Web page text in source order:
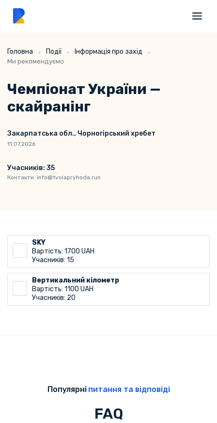
Головна Події Інформація про захід
Ми рекомендуємо
Чемпіонат України —
скайранінг
Закарпатська обл., Чорногірський хребет
11.07.2026
Учасників: 35
Контакти: info@tvoiapryhoda.run
SKY
Вартість: 1700 UAH
Учасників: 15
Вертикальний кілометр
Вартість: 1100 UAH
Учасників: 20
Популярні питання та відповіді
FAQ